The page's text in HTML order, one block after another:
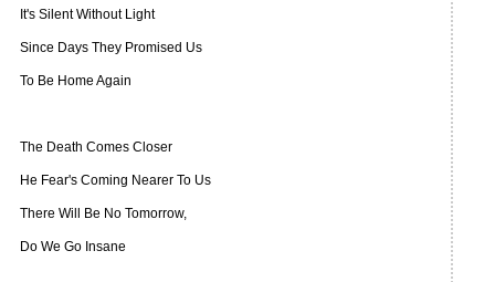
It's Silent Without Light
Since Days They Promised Us
To Be Home Again
The Death Comes Closer
He Fear's Coming Nearer To Us
There Will Be No Tomorrow,
Do We Go Insane